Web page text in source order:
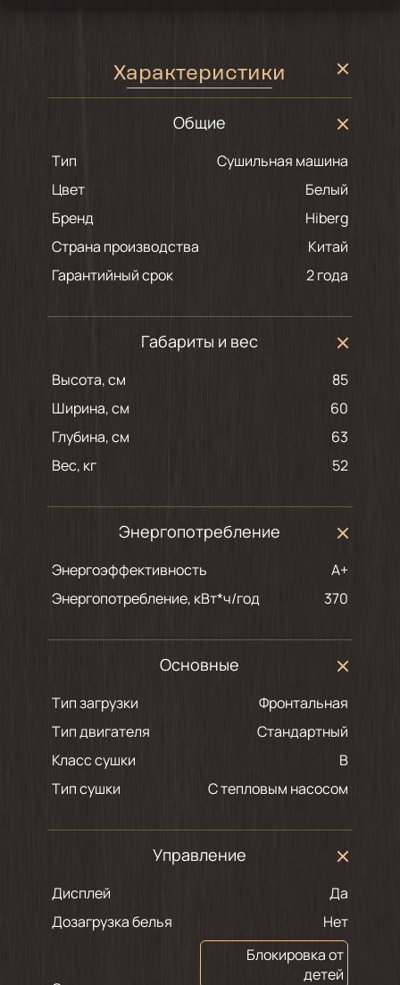
Характеристики
Общие
Тип
Сушильная машина
Цвет
белый
Бренд
Hiberg
Страна производства
Китай
Гарантийный срок
2 года
Габариты и вес
Высота, см
85
Ширина, см
60
Глубина, см
63
Вес, кг
52
Энергопотребление
Энергоэффективность
A+
Энергопотребление, кВт*ч/год
370
Основные
Тип загрузки
Фронтальная
Тип двигателя
Стандартный
Класс сушки
B
Тип сушки
С тепловым насосом
Управление
Дисплей
Да
Дозагрузка белья
Нет
Блокировка от
детей